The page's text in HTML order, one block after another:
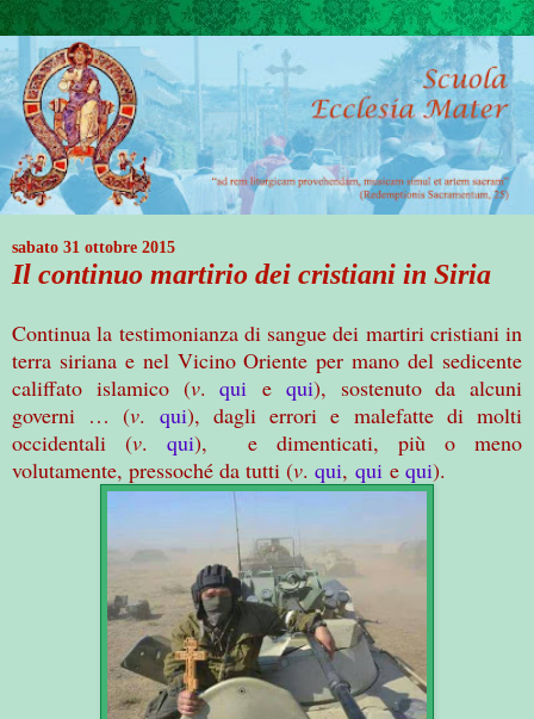
sabato 31 ottobre 2015
Il continuo martirio dei cristiani in Siria
Continua la testimonianza di sangue dei martiri cristiani in
terra siriana e nel Vicino Oriente per mano del sedicente
califfato islamico (v.qui e qui), sostenuto da alcuni
governi … (v. qui), dagli errori e malefatte di molti
occidentali (v. qui), e dimenticati, più o meno
volutamente, pressoché da tutti (v. qui, qui e qui).